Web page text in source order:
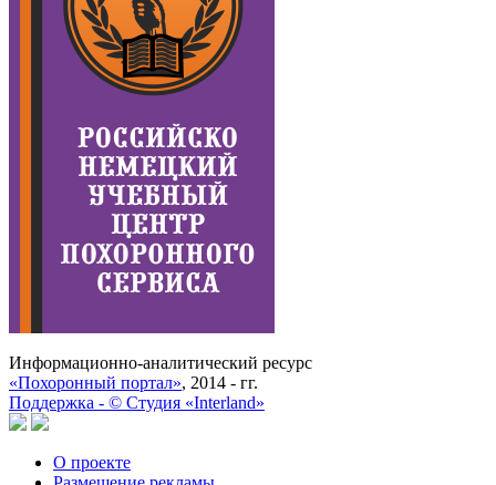
Информационно-аналитический ресурс
«Похоронный портал», 2014 - гг.
Поддержка - © Cтудия «Interland»
О проекте